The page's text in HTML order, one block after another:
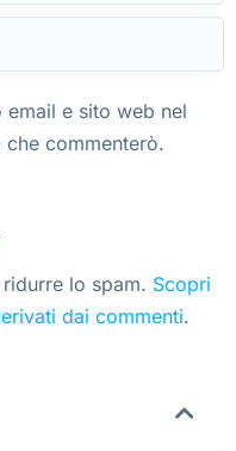
e sito web nel
commenterò.
lo spam. Scopri
dai commenti.